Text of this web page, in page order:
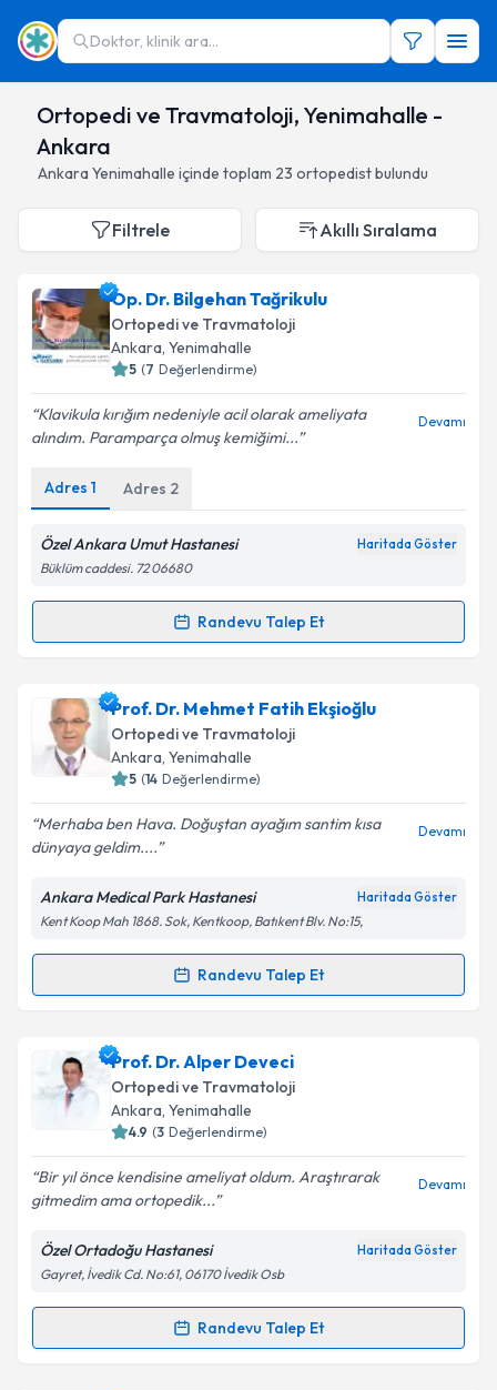
Doktor, klinik ara...
Ortopedi ve Travmatoloji, Yenimahalle -
Ankara
Ankara Yenimahalle içinde toplam 23 ortopedistbulundu
Filtrele Akıllı Sıralama
Op. Dr. Bilgehan Tağrikulu
Ortopedi ve Travmatoloji
Ankara, Yenimahalle
5 (7 Değerlendirme)
Klavikula kırığım nedeniyle acil olarak ameliyata
alındım. Paramparça olmuş kemiğimi...
Devamı
Adres 1 Adres 2
Özel Ankara Umut Hastanesi Haritada Göster
Büklüm caddesi. 72 06680
Randevu Talep Et
Randevu Takvimi Talebi
Op. Dr. Bilgehan Tağrikuluiçin randevu takvimi
talebi oluşturun. Size bu uzmandan randevu almanız
için bir takvim hazırlandığında e-posta ile
bilgilendireceğiz.
E-posta Adresiniz
Kişisel verilerimin işlenmesine ilişkinAydınlatma
Metni'ni okudum ve kişisel verilerimin belirtilen
kapsamda işlenmesini kabul ediyorum.
Prof. Dr. Mehmet Fatih Ekşioğlu
Ortopedi ve Travmatoloji
Ankara, Yenimahalle
5 (14 Değerlendirme)
Merhaba ben Hava. Doğuştan ayağım santim kısa
dünyaya geldim....
Devamı
Ankara Medical Park Hastanesi Haritada Göster
Kent Koop Mah 1868. Sok, Kentkoop, Batıkent Blv. No:15,
Randevu Talep Et
Randevu Takvimi Talebi
Prof. Dr. Mehmet Fatih Ekşioğlu
takvimi talebi oluşturun. Size bu uzmandan randevu
almanız için bir takvim hazırlandığında e-posta ile
bilgilendireceğiz.
E-posta Adresiniz
Kişisel verilerimin işlenmesine ilişkin
Metni'ni okudum ve kişisel verilerimin belirtilen
kapsamda işlenmesini kabul ediyorum.
Prof. Dr. Alper Deveci
Ortopedi ve Travmatoloji
Ankara, Yenimahalle
4.9 (3 Değerlendirme)
Bir yıl önce kendisine ameliyat oldum. Araştırarak
gitmedim ama ortopedik...
Devamı
Özel Ortadoğu Hastanesi Haritada Göster
Gayret, İvedik Cd. No:61, 06170 İvedik Osb
Randevu Talep Et
Randevu Takvimi Talebi